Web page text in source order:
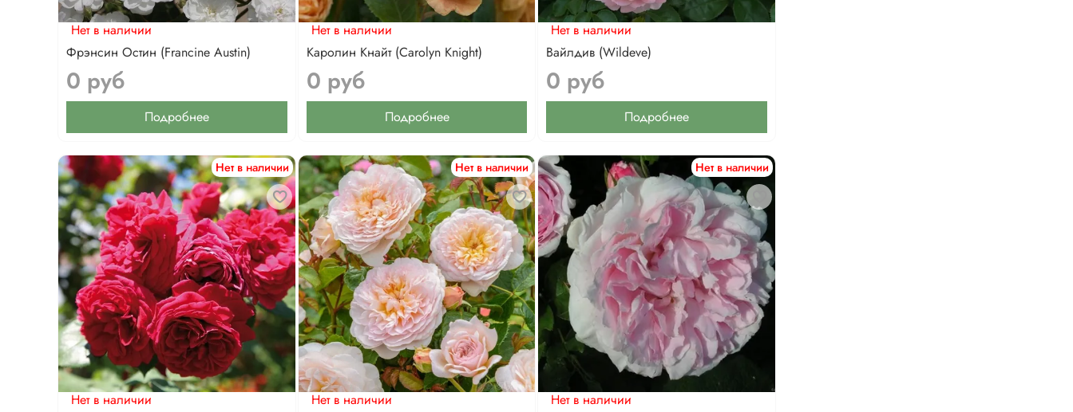
Нет в наличии
Фрэнсин Остин (Francine Austin)
0 руб
Подробнее
Нет в наличии
Каролин Кнайт (Carolyn Knight)
0 руб
Подробнее
Нет в наличии
Вайлдив (Wildeve)
0 руб
Подробнее
Нет в наличии
Нет в наличии
Нет в наличии
Нет в наличии
Нет в наличии
Нет в наличии